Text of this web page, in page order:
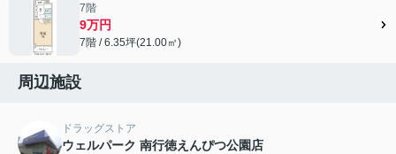
7階
9万円
7階 / 6.35坪(21.00㎡)
周辺施設
ドラッグストア
ウェルパーク 南行徳えんぴつ公園店